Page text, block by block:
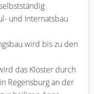
und Internatsbau
wird bis zu den
das Kloster durch
Regensburg an der